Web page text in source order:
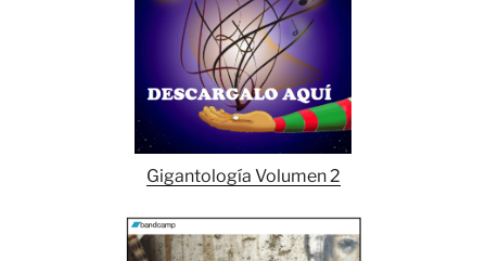
Gigantología Volumen 2